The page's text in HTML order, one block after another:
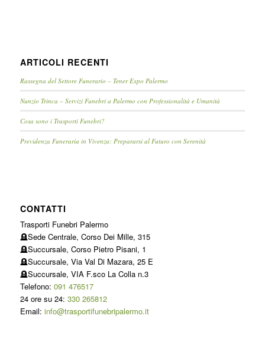
ARTICOLI RECENTI
Rassegna del Settore Funerario – Tener Expo Palermo
Nunzio Trinca – Servizi Funebri a Palermo con Professionalità e Umanità
Cosa sono i Trasporti Funebri?
Previdenza Funeraria in Vivenza: Prepararsi al Futuro con Serenità
CONTATTI
Trasporti Funebri Palermo
🪦Sede Centrale, Corso Dei Mille, 315
🪦Succursale, Corso Pietro Pisani, 1
🪦Succursale, Via Val Di Mazara, 25 E
🪦Succursale, VIA F.sco La Colla n.3
Telefono: 091 476517
24 ore su 24: 330 265812
Email: info@trasportifunebripalermo.it